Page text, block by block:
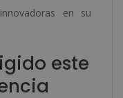
en su
este